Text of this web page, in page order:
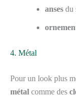
anses du
4. Métal
Pour un look plus
métal comme des